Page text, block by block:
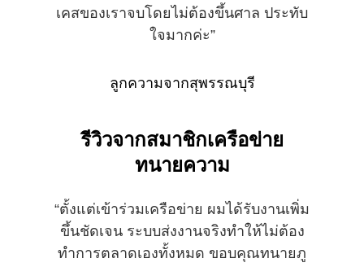
เคสของเราจบโดยไม่ต้องขึ้นศาล ประทับ
ใจมากค่ะ”
ลูกความจากสุพรรณบุรี
รีวิวจากสมาชิกเครือข่าย
ทนายความ
“ตั้งแต่เข้าร่วมเครือข่าย ผมได้รับงานเพิ่ม
ขึ้นชัดเจน ระบบส่งงานจริงทำให้ไม่ต้อง
ทำการตลาดเองทั้งหมด ขอบคุณทนายภู